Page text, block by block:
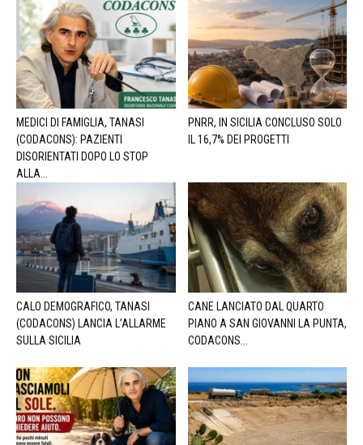
MEDICI DI FAMIGLIA, TANASI
(CODACONS): PAZIENTI
DISORIENTATI DOPO LO STOP
ALLA...
PNRR, IN SICILIA CONCLUSO SOLO
IL 16,7% DEI PROGETTI
CALO DEMOGRAFICO, TANASI
(CODACONS) LANCIA L’ALLARME
SULLA SICILIA
CANE LANCIATO DAL QUARTO
PIANO A SAN GIOVANNI LA PUNTA,
CODACONS...